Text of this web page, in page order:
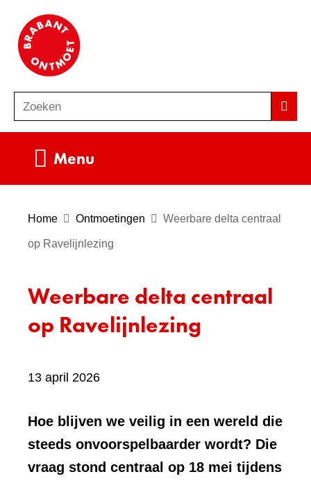
o
e
Zoeken
Menu
Home Ontmoetingen Weerbare delta centraal
op Ravelijnlezing
Weerbare delta centraal
op Ravelijnlezing
13 april 2026
Hoe blijven we veilig in een wereld die
steeds onvoorspelbaarder wordt? Die
vraag stond centraal op 18 mei tijdens